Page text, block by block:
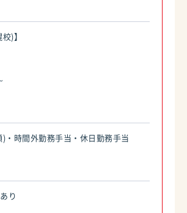
)】
・時間外勤務手当・休日勤務手当
り